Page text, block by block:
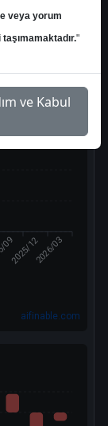
092025/122026/03
aifinable.com
veya yorum
"
Kabul